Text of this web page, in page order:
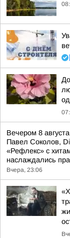
Вечером 8
Павел Соколов,
«Рефлекс» с
наслаждались
Вчера, 23:06